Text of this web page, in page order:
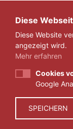
« 1 ...
© 2026 ZEIT
Diese
Diese Website
angezeigt wird.
Mehr erfahren
Cookies
Google
SPEICHERN